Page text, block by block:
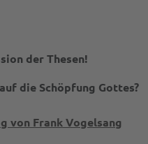
der Thesen!
die Schöpfung Gottes?
von Frank Vogelsang